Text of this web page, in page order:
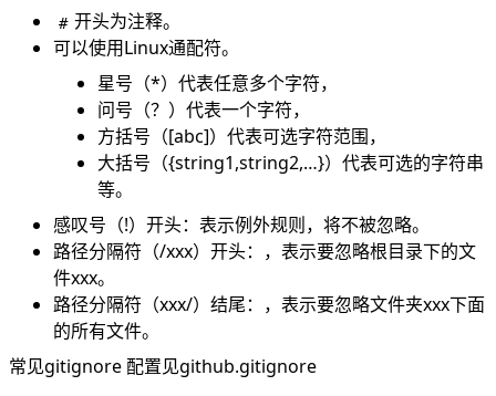
# 开头为注释。
可以使用Linux通配符。
星号（*）代表任意多个字符，
问号（？）代表一个字符，
方括号（[abc]）代表可选字符范围，
大括号（{string1,string2,…}）代表可选的字符串
等。
感叹号（!）开头：表示例外规则，将不被忽略。
路径分隔符（/xxx）开头：，表示要忽略根目录下的文
件xxx。
路径分隔符（xxx/）结尾：，表示要忽略文件夹xxx下面
的所有文件。
常见gitignore 配置见github.gitignore